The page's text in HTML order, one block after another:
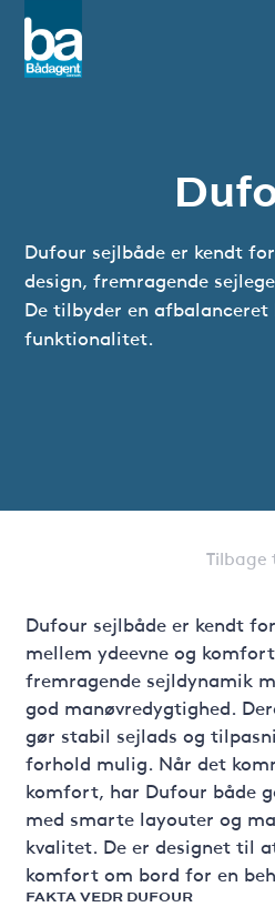
Dufour sejlbåde er kendt
design, fremragende
De tilbyder en
funktionalitet.
Tilbage
Dufour sejlbåde er kendt
mellem ydeevne og
fremragende sejldynamik
god manøvredygtighed.
gør stabil sejlads og
forhold mulig. Når det
komfort, har Dufour både
med smarte layouter og
kvalitet. De er designet til
komfort om bord for en
FAKTA VEDR DUFOUR